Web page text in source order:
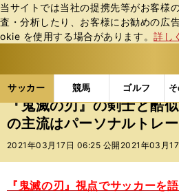
当サイトでは当社の提携先等がお客様
査・分析したり、お客様にお勧めの広
okie を使⽤する場合があります。詳し
サッカー 競馬 ゴルフ
ス
ポ
ル
バ
サッカーの記事一覧 海外
『鬼滅の刃』の剣士と酷
の主流はパーソナルトレ
2021年03月17日 06:25 公開 2021年03月
『鬼滅の刃』視点でサッカーを